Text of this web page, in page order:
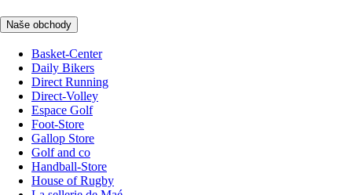
Naše obchody
Basket-Center
Daily Bikers
Direct Running
Direct-Volley
Espace Golf
Foot-Store
Gallop Store
Golf and co
Handball-Store
House of Rugby